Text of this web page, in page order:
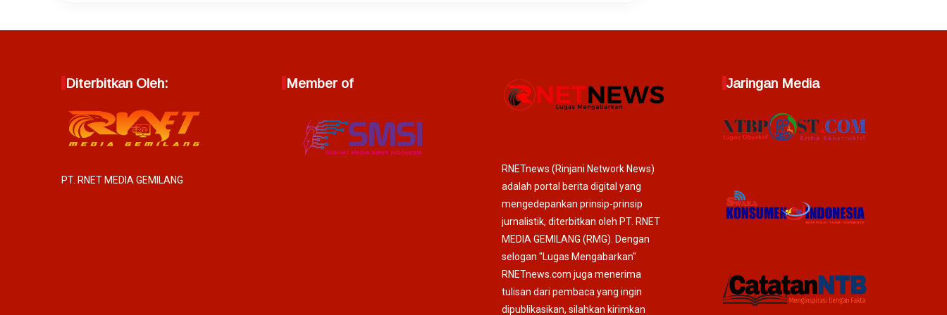
Diterbitkan Oleh:
PT. RNET MEDIA GEMILANG
Member of
RNETnews (Rinjani Network News)
adalah portal berita digital yang
mengedepankan prinsip-prinsip
jurnalistik, diterbitkan oleh PT. RNET
MEDIA GEMILANG (RMG). Dengan
selogan "Lugas Mengabarkan"
RNETnews.com juga menerima
tulisan dari pembaca yang ingin
dipublikasikan, silahkan kirimkan
Jaringan Media